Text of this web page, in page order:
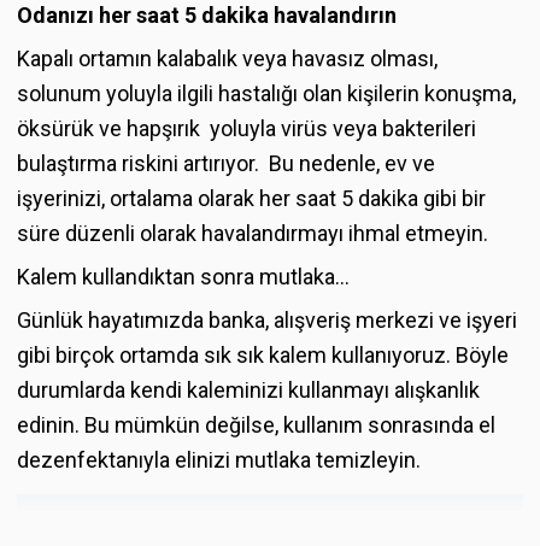
Odanızı her saat 5 dakika havalandırın
Kapalı ortamın kalabalık veya havasız olması,
solunum yoluyla ilgili hastalığı olan kişilerin konuşma,
öksürük ve hapşırık yoluyla virüs veya bakterileri
bulaştırma riskini artırıyor. Bu nedenle, ev ve
işyerinizi, ortalama olarak her saat 5 dakika gibi bir
süre düzenli olarak havalandırmayı ihmal etmeyin.
Kalem kullandıktan sonra mutlaka…
Günlük hayatımızda banka, alışveriş merkezi ve işyeri
gibi birçok ortamda sık sık kalem kullanıyoruz. Böyle
durumlarda kendi kaleminizi kullanmayı alışkanlık
edinin. Bu mümkün değilse, kullanım sonrasında el
dezenfektanıyla elinizi mutlaka temizleyin.